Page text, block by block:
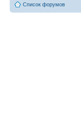
Список форумов